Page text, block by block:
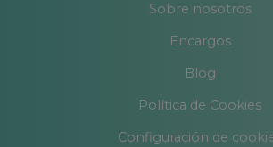
Sobre nosotros
Encargos
Blog
Política de Cookies
Configuración de